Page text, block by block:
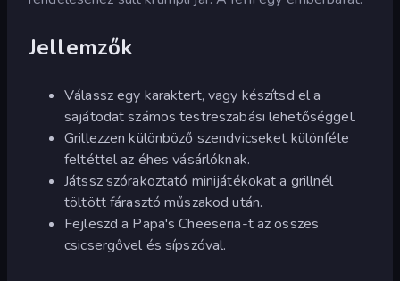
Jellemzők
Válassz egy karaktert, vagy készítsd el a
sajátodat számos testreszabási lehetőséggel.
Grillezzen különböző szendvicseket különféle
feltéttel az éhes vásárlóknak.
Játssz szórakoztató minijátékokat a grillnél
töltött fárasztó műszakod után.
Fejleszd a Papa's Cheeseria-t az összes
csicsergővel és sípszóval.